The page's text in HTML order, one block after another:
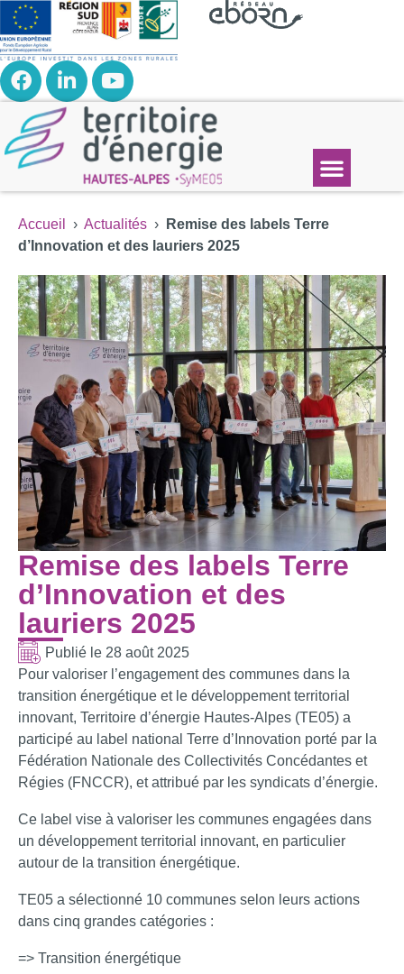
Accueil › Actualités ›
Remise des labels Terre
d’Innovation et des lauriers 2025
Remise des labels Terre
d’Innovation et des
lauriers 2025
Publié le 28 août 2025
Pour valoriser l’engagement des communes dans la
transition énergétique et le développement territorial
innovant, Territoire d’énergie Hautes-Alpes (TE05) a
participé au label national Terre d’Innovation porté par la
Fédération Nationale des Collectivités Concédantes et
Régies (FNCCR), et attribué par les syndicats d’énergie.
Ce label vise à valoriser les communes engagées dans
un développement territorial innovant, en particulier
autour de la transition énergétique.
TE05 a sélectionné 10 communes selon leurs actions
dans cinq grandes catégories :
=> Transition énergétique